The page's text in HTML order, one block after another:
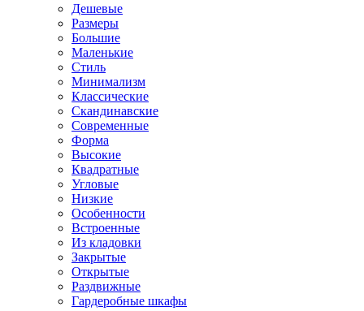
Дешевые
Размеры
Большие
Маленькие
Стиль
Минимализм
Классические
Скандинавские
Современные
Форма
Высокие
Квадратные
Угловые
Низкие
Особенности
Встроенные
Из кладовки
Закрытые
Открытые
Раздвижные
Гардеробные шкафы